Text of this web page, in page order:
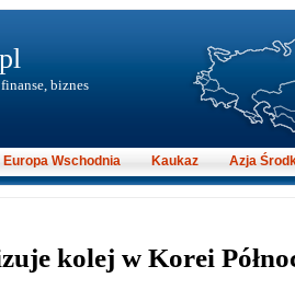
kolej w Korei
biznes
Europa Wschodnia Kaukaz Azja